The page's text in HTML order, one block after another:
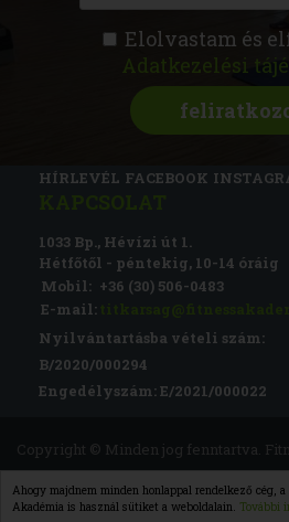
Ahogy majdnem minden honlappal rendelkező cég, a
Akadémia is használ sütiket a weboldalain. További
Elolvastam és
Adatkezelési
FITNESS AKADÉMIA
RÓLUNK MAGAZIN
CSATLAKOZZ
HÍRLEVÉL FACEBOOK
1033 Bp., Hévízi út 1.
Hétfőtől - péntekig, 10-14 óráig
Mobil: +36 (30) 506-0483
E-mail:
Nyilvántartásba vételi szám:
B/2020/000294
Engedélyszám: E/2021/000022
Copyright © Minden jog fenntartva.
Impresszum Adatvédelem
ÁSZF